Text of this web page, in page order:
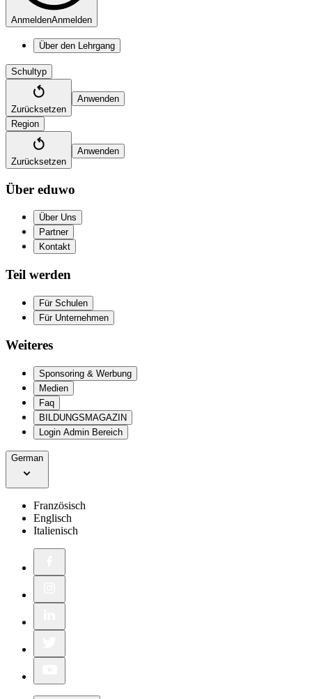
AnmeldenAnmelden
Über den Lehrgang
Schultyp
Zurücksetzen
Anwenden
Region
Zurücksetzen
Anwenden
Über eduwo
Über Uns
Partner
Kontakt
Teil werden
Für Schulen
Für Unternehmen
Weiteres
Sponsoring & Werbung
Medien
Faq
BILDUNGSMAGAZIN
Login Admin Bereich
German
Französisch
Englisch
Italienisch